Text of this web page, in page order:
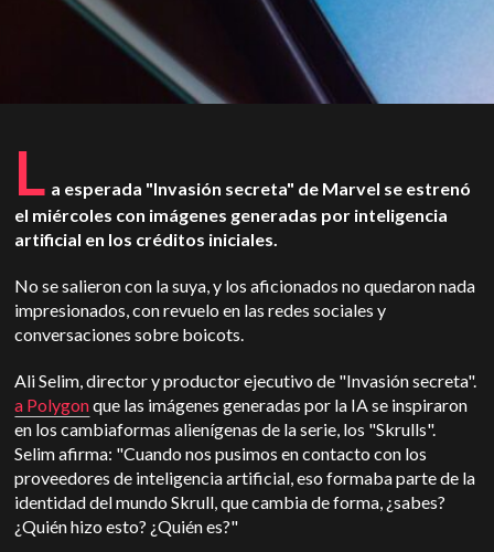
L a esperada "Invasión secreta" de Marvel se estrenó
el miércoles con imágenes generadas por inteligencia
artificial en los créditos iniciales.
No se salieron con la suya, y los aficionados no quedaron nada
impresionados, con revuelo en las redes sociales y
conversaciones sobre boicots.
Ali Selim, director y productor ejecutivo de "Invasión secreta".
a Polygonque las imágenes generadas por la IA se inspiraron
en los cambiaformas alienígenas de la serie, los "Skrulls".
Selim afirma: "Cuando nos pusimos en contacto con los
proveedores de inteligencia artificial, eso formaba parte de la
identidad del mundo Skrull, que cambia de forma, ¿sabes?
¿Quién hizo esto? ¿Quién es?"